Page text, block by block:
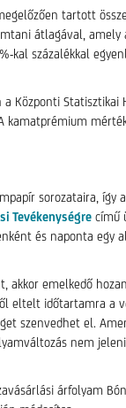
tartott
átlagával, amely
kal százalékkal
Központi
sorozataira, így
Tevékenységre című
és naponta egy
emelkedő
eltelt időtartamra a
szenvedhet el.
nem
árfolyam